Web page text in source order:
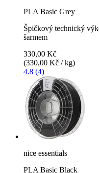
PLA Basic Grey
Špičkový technický
šarmem
330,00 Kč
(330,00 Kč / kg)
4.8 (4)
nice essentials
PLA Basic Black